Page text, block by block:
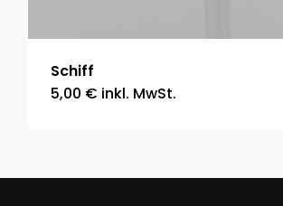
Schiff
5,00 € inkl. MwSt.